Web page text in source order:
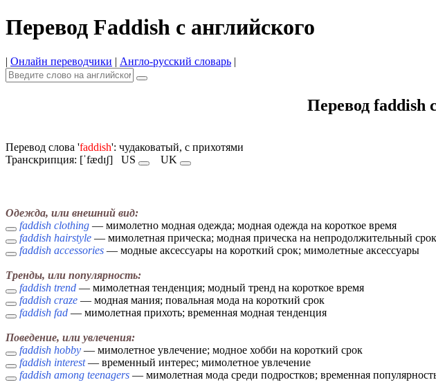
Перевод Faddish с английского
| Онлайн переводчики | Англо-русский словарь |
Перевод faddish
Перевод слова 'faddish': чудаковатый, с прихотями
Транскрипция: [ˈfædɪʃ] US UK
Одежда, или внешний вид:
faddish clothing — мимолетно модная одежда; модная одежда на короткое время
faddish hairstyle — мимолетная прическа; модная прическа на непродолжительный срок
faddish accessories — модные аксессуары на короткий срок; мимолетные аксессуары
Тренды, или популярность:
faddish trend — мимолетная тенденция; модный тренд на короткое время
faddish craze — модная мания; повальная мода на короткий срок
faddish fad — мимолетная прихоть; временная модная тенденция
Поведение, или увлечения:
faddish hobby — мимолетное увлечение; модное хобби на короткий срок
faddish interest— временный интерес; мимолетное увлечение
faddish among teenagers — мимолетная мода среди подростков; временная